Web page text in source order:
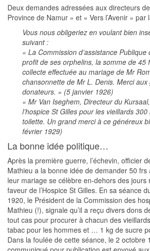
Deux demandes adressées aux directeurs
Province de Namur » et « Vers l’Avenir » par
Vous nous obligeriez en voulant bien
suivant :
« La Commission d’assistance
profit de ses orphelins, la somme de 45
collecte effectuée au mariage de Mr
chansonnette de Mr L. Denis. Merci aux
donateurs. » (5 janvier 1926)
« Mr Van Iseghem, Directeur du
l’hospice St Gilles pour les vieillards
toilette. Un grand merci à ce généreux
février 1929)
La bonne idée politique…
Après la première guerre, l’échevin, officier
Mathieu a la bonne idée de demander 50 frs
leur mariage se célèbre en-dehors des jours
faveur de l’Hospice St Gilles. En sa séance
1920, le Président de la Commission des
Mathieu (!), signale qu’il a reçu divers dons
tout cas pour procurer à chacun des
tabac pour les hommes et … 1 kg de sucre
Dans la foulée de cette séance, le 2 octobre